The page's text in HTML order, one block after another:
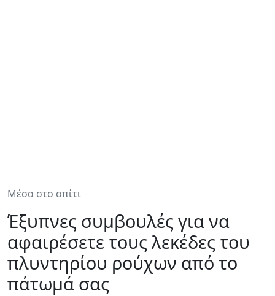
Μέσα στο σπίτι
Έξυπνες συμβουλές για να
αφαιρέσετε τους λεκέδες του
πλυντηρίου ρούχων από το
πάτωμά σας